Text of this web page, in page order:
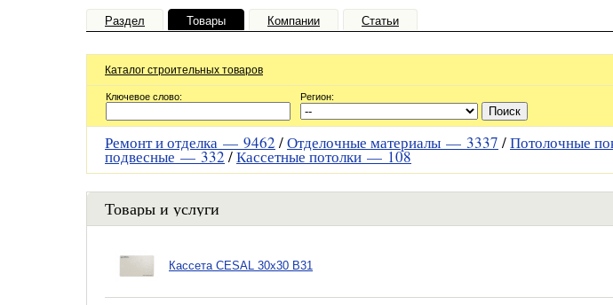
Раздел Товары Компании Статьи
Каталог строительных товаров
Ключевое слово: Регион:
Ремонт и отделка — 9462 /Отделочные материалы — 3337 /Потолочные
подвесные —332/Кассетные потолки —108
Товары и услуги
Кассета CESAL 30х30 B31